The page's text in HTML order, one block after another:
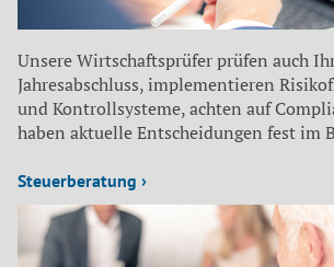
Unsere Wirtschaftsprüfer prüfen auch
Jahresabschluss, implementieren
und Kontrollsysteme, achten auf
haben aktuelle Entscheidungen fest im
Steuerberatung ›